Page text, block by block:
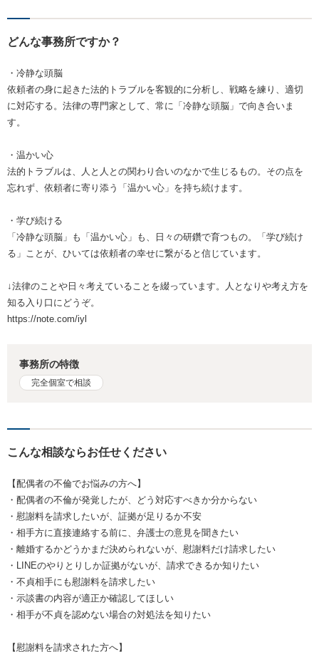
どんな事務所ですか？
・冷静な頭脳
依頼者の身に起きた法的トラブルを客観的に分析し、戦略を練り、適切
に対応する。法律の専門家として、常に「冷静な頭脳」で向き合いま
す。
・温かい心
法的トラブルは、人と人との関わり合いのなかで生じるもの。その点を
忘れず、依頼者に寄り添う「温かい心」を持ち続けます。
・学び続ける
「冷静な頭脳」も「温かい心」も、日々の研鑽で育つもの。「学び続け
る」ことが、ひいては依頼者の幸せに繋がると信じています。
↓法律のことや日々考えていることを綴っています。人となりや考え方を
知る入り口にどうぞ。
https://note.com/iyl
事務所の特徴
完全個室で相談
こんな相談ならお任せください
【配偶者の不倫でお悩みの方へ】
・配偶者の不倫が発覚したが、どう対応すべきか分からない
・慰謝料を請求したいが、証拠が足りるか不安
・相手方に直接連絡する前に、弁護士の意見を聞きたい
・離婚するかどうかまだ決められないが、慰謝料だけ請求したい
・LINEのやりとりしか証拠がないが、請求できるか知りたい
・不貞相手にも慰謝料を請求したい
・示談書の内容が適正か確認してほしい
・相手が不貞を認めない場合の対処法を知りたい
【慰謝料を請求された方へ】